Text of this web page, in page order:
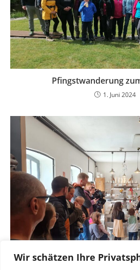
Wir schätzen Ihre
Pfingstwanderung
1. Juni 2024